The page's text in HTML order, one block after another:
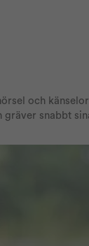
och
snabbt